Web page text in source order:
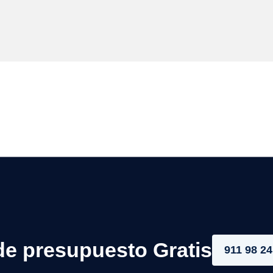
presupuesto Gratis 911 98